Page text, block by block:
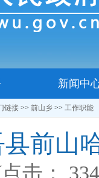
新闻中
链接 >> 前山乡 >> 工作职能
前山
击： 334